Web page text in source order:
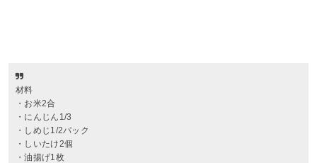
材料
・お米2合
・にんじん1/3
・しめじ1/2パック
・しいたけ2個
・油揚げ1枚